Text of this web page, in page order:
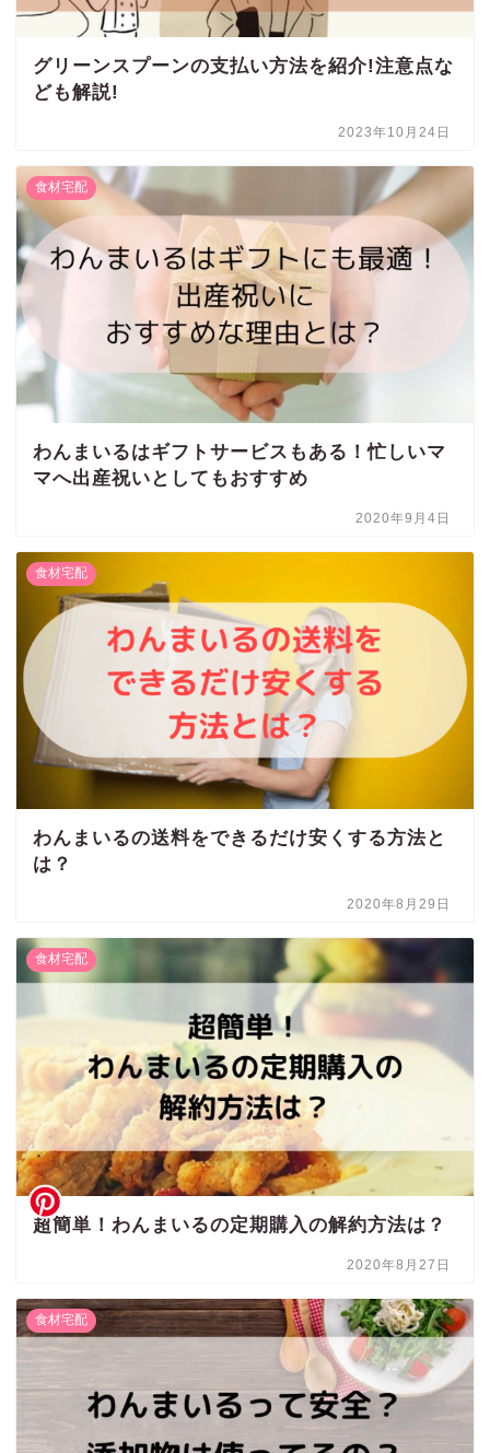
グリーンスプーンの支払い方法を紹介!注意点な
ども解説!
2023年10月24日
食材宅配
わんまいるはギフトサービスもある！忙しいマ
マへ出産祝いとしてもおすすめ
2020年9月4日
食材宅配
わんまいるの送料をできるだけ安くする方法と
は？
2020年8月29日
食材宅配
超簡単！わんまいるの定期購入の解約方法は？
2020年8月27日
食材宅配